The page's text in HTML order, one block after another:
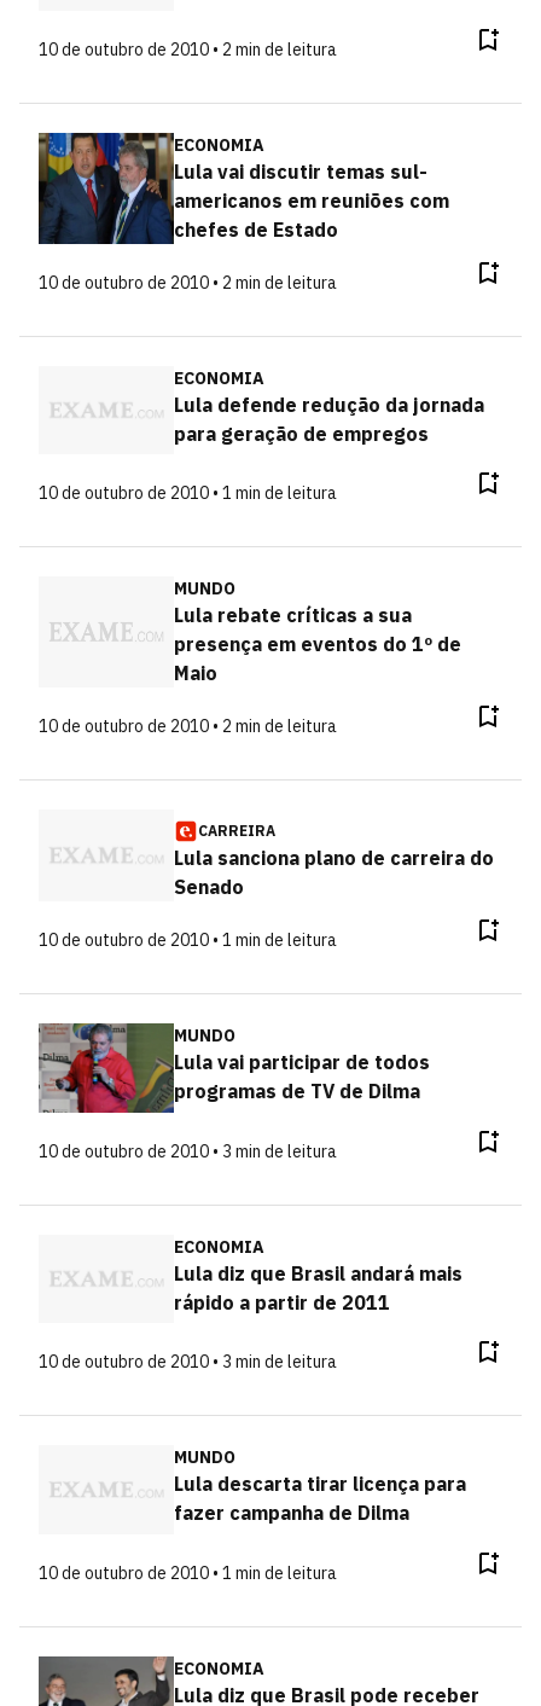
10 de outubro de 2010 • 2 min de leitura
ECONOMIA
Lula vai discutir temas sul-
americanos em reuniões com
chefes de Estado
10 de outubro de 2010 • 2 min de leitura
ECONOMIA
Lula defende redução da jornada
para geração de empregos
10 de outubro de 2010 • 1 min de leitura
MUNDO
Lula rebate críticas a sua
presença em eventos do 1º de
Maio
10 de outubro de 2010 • 2 min de leitura
CARREIRA
Lula sanciona plano de carreira do
Senado
10 de outubro de 2010 • 1 min de leitura
MUNDO
Lula vai participar de todos
programas de TV de Dilma
10 de outubro de 2010 • 3 min de leitura
ECONOMIA
Lula diz que Brasil andará mais
rápido a partir de 2011
10 de outubro de 2010 • 3 min de leitura
MUNDO
Lula descarta tirar licença para
fazer campanha de Dilma
10 de outubro de 2010 • 1 min de leitura
ECONOMIA
Lula diz que Brasil pode receber